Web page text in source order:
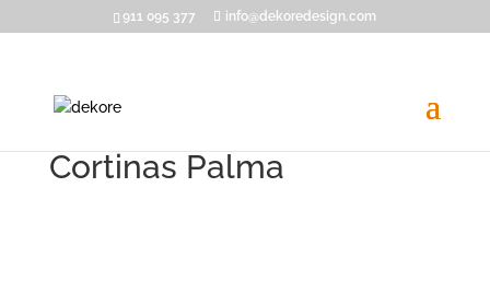
911 095 377 info@dekoredesign.com
Cortinas Palma